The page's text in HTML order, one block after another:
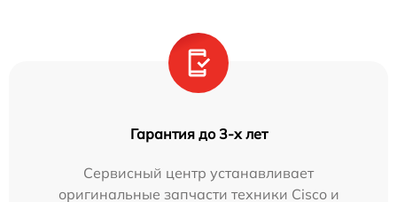
Гарантия до 3-х лет
Сервисный центр устанавливает
оригинальные запчасти техники Cisco и